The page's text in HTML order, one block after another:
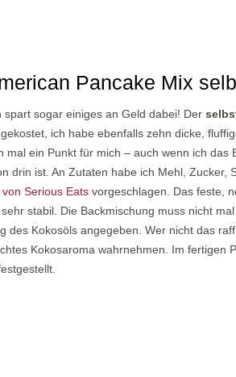
Pancake Mix
spart sogar einiges an Geld dabei! Der
ich habe ebenfalls zehn dicke,
mal ein Punkt für mich – auch wenn ich
drin ist. An Zutaten habe ich Mehl, Zucker,
von Serious Eats vorgeschlagen. Das feste,
stabil. Die Backmischung muss nicht
des Kokosöls angegeben. Wer nicht das
Kokosaroma wahrnehmen. Im fertigen